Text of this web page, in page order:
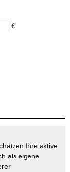
€
Ihre aktive
als eigene